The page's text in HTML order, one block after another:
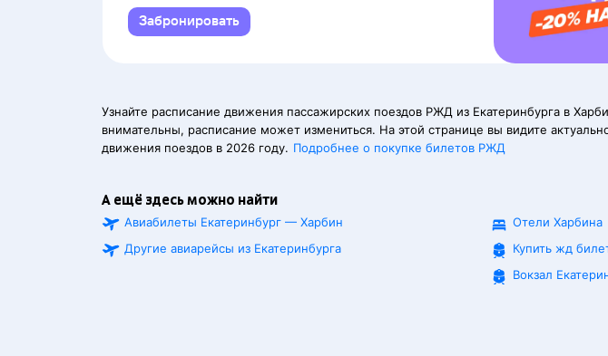
Забронировать
Узнайте расписание движения пассажирских поездов РЖД из Екатеринбурга в
внимательны, расписание может измениться. На этой странице вы видите
движения поездов в 2026 году. Подробнее о покупке билетов РЖД
А ещё здесь можно найти
Авиабилеты Екатеринбург — Харбин
Другие авиарейсы из Екатеринбурга
Отели Харбина
Купить жд
Вокзал